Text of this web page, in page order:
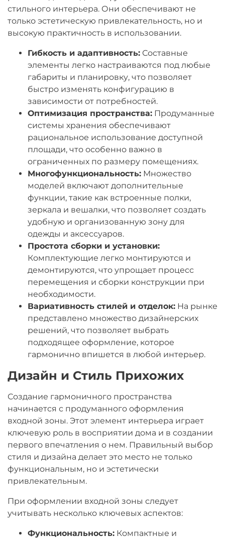
стильного интерьера. Они обеспечивают не
только эстетическую привлекательность, но и
высокую практичность в использовании.
Гибкость и адаптивность: Составные
элементы легко настраиваются под любые
габариты и планировку, что позволяет
быстро изменять конфигурацию в
зависимости от потребностей.
Оптимизация пространства: Продуманные
системы хранения обеспечивают
рациональное использование доступной
площади, что особенно важно в
ограниченных по размеру помещениях.
Многофункциональность: Множество
моделей включают дополнительные
функции, такие как встроенные полки,
зеркала и вешалки, что позволяет создать
удобную и организованную зону для
одежды и аксессуаров.
Простота сборки и установки:
Комплектующие легко монтируются и
демонтируются, что упрощает процесс
перемещения и сборки конструкции при
необходимости.
Вариативность стилей и отделок: На рынке
представлено множество дизайнерских
решений, что позволяет выбрать
подходящее оформление, которое
гармонично впишется в любой интерьер.
Дизайн и Стиль Прихожих
Создание гармоничного пространства
начинается с продуманного оформления
входной зоны. Этот элемент интерьера играет
ключевую роль в восприятии дома и в создании
первого впечатления о нем. Правильный выбор
стиля и дизайна делает это место не только
функциональным, но и эстетически
привлекательным.
При оформлении входной зоны следует
учитывать несколько ключевых аспектов:
Функциональность: Компактные и